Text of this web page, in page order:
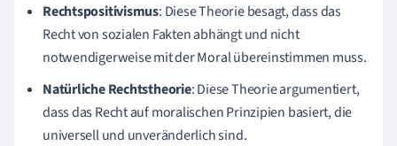
Rechtspositivismus: Diese Theorie besagt, dass das
Recht von sozialen Fakten abhängt und nicht
notwendigerweise mit der Moral übereinstimmen muss.
Natürliche Rechtstheorie: Diese Theorie argumentiert,
dass das Recht auf moralischen Prinzipien basiert, die
universell und unveränderlich sind.